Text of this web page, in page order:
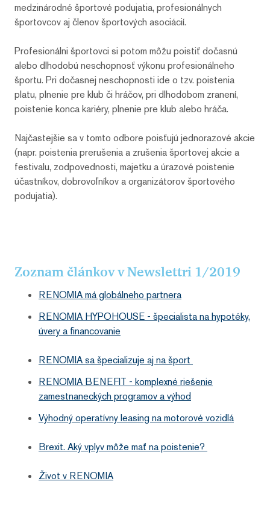
medzinárodné športové podujatia, profesionálnych
športovcov aj členov športových asociácií.
Profesionálni športovci si potom môžu poistiť dočasnú
alebo dlhodobú neschopnosť výkonu profesionálneho
športu. Pri dočasnej neschopnosti ide o tzv. poistenia
platu, plnenie pre klub či hráčov, pri dlhodobom zranení,
poistenie konca kariéry, plnenie pre klub alebo hráča.
Najčastejšie sa v tomto odbore poisťujú jednorazové akcie
(napr. poistenia prerušenia a zrušenia športovej akcie a
festivalu, zodpovednosti, majetku a úrazové poistenie
účastníkov, dobrovoľníkov a organizátorov športového
podujatia).
Zoznam článkov v Newslettri 1/2019
RENOMIA má globálneho partnera
RENOMIA HYPOHOUSE - špecialista na hypotéky,
úvery a financovanie
RENOMIA sa špecializuje aj na šport
RENOMIA BENEFIT - komplexné riešenie
zamestnaneckých programov a výhod
Výhodný operatívny leasing na motorové vozidlá
Brexit. Aký vplyv môže mať na poistenie?
Život v RENOMIA